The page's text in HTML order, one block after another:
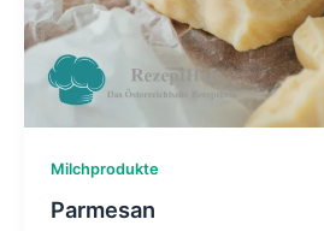
Milchprodukte
Parmesan